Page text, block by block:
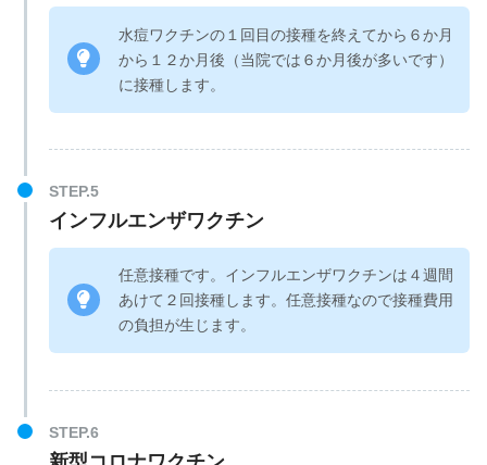
水痘ワクチンの１回目の接種を終えてから６か月
から１２か月後（当院では６か月後が多いです）
に接種します。
インフルエンザワクチン
任意接種です。インフルエンザワクチンは４週間
あけて２回接種します。任意接種なので接種費用
の負担が生じます。